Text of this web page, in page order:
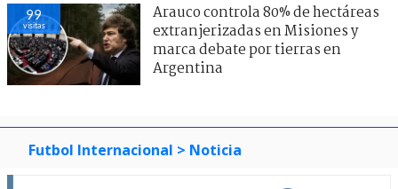
99
visitas
Arauco controla 80% de hectáreas
extranjerizadas en Misiones y
marca debate por tierras en
Argentina
Futbol Internacional > Noticia